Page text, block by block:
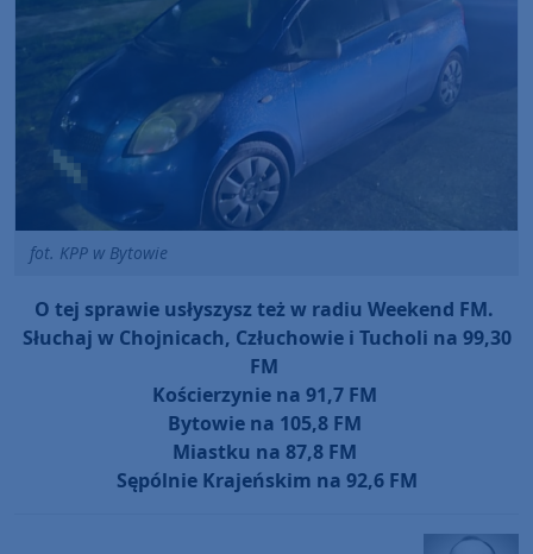
fot. KPP w Bytowie
O tej sprawie usłyszysz też w radiu Weekend FM.
Słuchaj w Chojnicach, Człuchowie i Tucholi na 99,30
FM
Kościerzynie na 91,7 FM
Bytowie na 105,8 FM
Miastku na 87,8 FM
Sępólnie Krajeńskim na 92,6 FM